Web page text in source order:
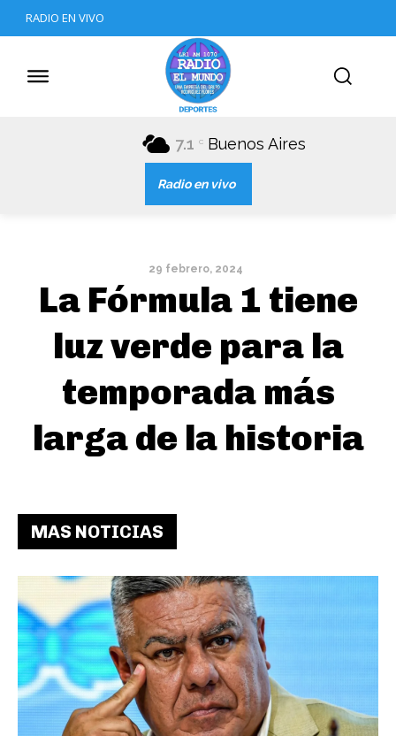
RADIO EN VIVO
7.1 C Buenos Aires
Radio en vivo
29 febrero, 2024
La Fórmula 1 tiene
luz verde para la
temporada más
larga de la historia
MAS NOTICIAS